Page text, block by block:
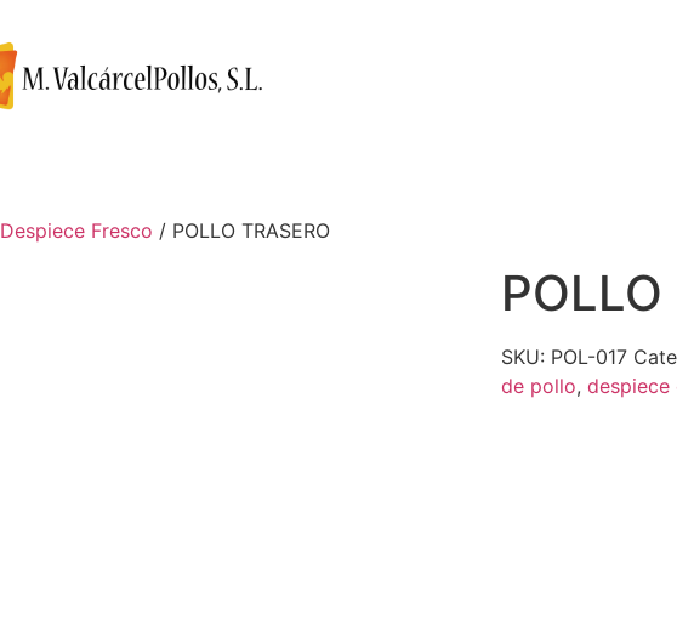
Despiece Fresco / POLLO TRASERO
POLLO
SKU: POL-017
de pollo, despiece